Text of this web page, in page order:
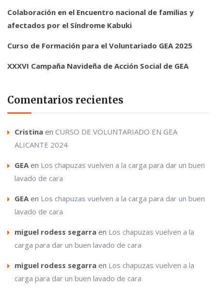
Colaboración en el Encuentro nacional de familias y
afectados por el Síndrome Kabuki
Curso de Formación para el Voluntariado GEA 2025
XXXVI Campaña Navideña de Acción Social de GEA
Comentarios recientes
Cristina en CURSO DE VOLUNTARIADO EN GEA
ALICANTE 2024
GEAen Los chapuzas vuelven a la carga para dar un buen
lavado de cara
GEAen Los chapuzas vuelven a la carga para dar un buen
lavado de cara
miguel rodess segarra en Los chapuzas vuelven a la
carga para dar un buen lavado de cara
miguel rodess segarra en Los chapuzas vuelven a la
carga para dar un buen lavado de cara